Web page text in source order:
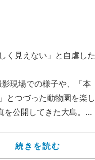
く見えない」と自虐した
現場での様子や、「本
とつづった動物園を楽し
公開してきた大島。
、「誰かと思った笑」
りに驚きの声が寄せら
続きを読む